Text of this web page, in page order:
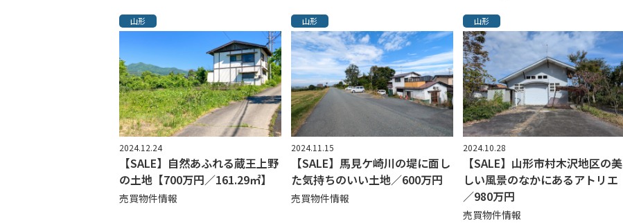
山形
2024.12.24
【SALE】自然あふれる蔵王上野
の土地【700万円／161.29㎡】
売買物件情報
山形
2024.11.15
【SALE】馬見ケ崎川の堤に面し
た気持ちのいい土地／600万円
売買物件情報
山形
2024.10.28
【SALE】山形市村木沢地区の美
しい風景のなかにあるアトリエ
／980万円
売買物件情報